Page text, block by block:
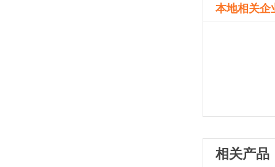
本地相关企
相关产品